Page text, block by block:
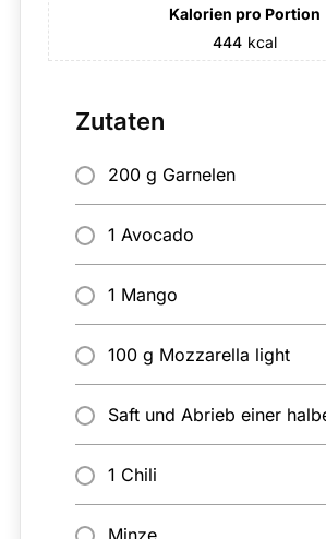
Kalorien pro Portion
444 kcal
Zutaten
200 g Garnelen
1 Avocado
1 Mango
100 g Mozzarella light
Saft und Abrieb einer
1 Chili